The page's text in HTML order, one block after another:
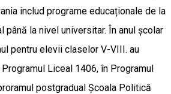
includ programe educaționale de la
până la nivel universitar. În anul școlar
pentru elevii claselor V-VIII. au
Liceal 1406, în Programul
postgradual Școala Politică